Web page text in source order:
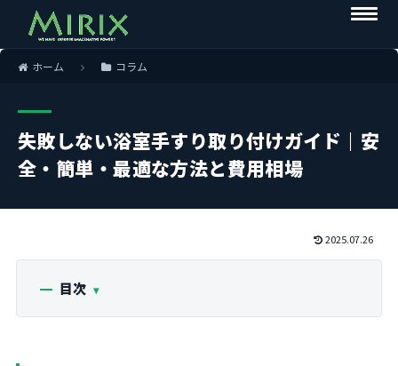
ホーム コラム
失敗しない浴室手すり取り付けガイド｜安
全・簡単・最適な方法と費用相場
2025.07.26
目次